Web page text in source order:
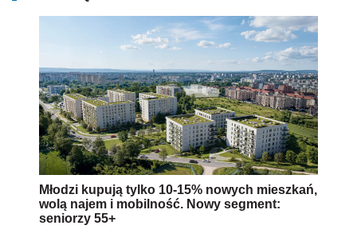
Młodzi kupują tylko 10-15% nowych mieszkań,
wolą najem i mobilność. Nowy segment:
seniorzy 55+